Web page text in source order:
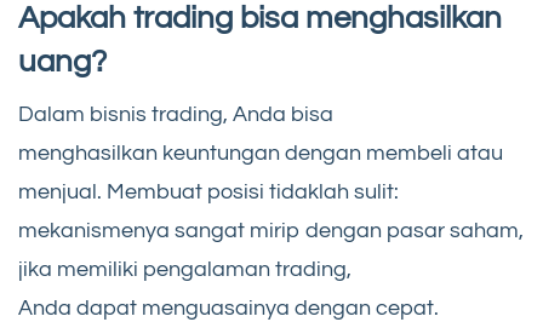
Apakah trading bisa menghasilkan
uang?
Dalam bisnis trading, Anda bisa
menghasilkan keuntungan dengan membeli atau
menjual. Membuat posisi tidaklah sulit:
mekanismenya sangat mirip dengan pasar saham,
jika memiliki pengalaman trading,
Anda dapat menguasainya dengan cepat.